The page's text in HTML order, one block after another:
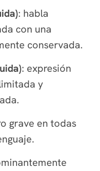
: habla
con una
conservada.
: expresión
y
grave en todas